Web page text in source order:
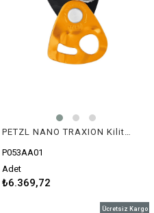
P053AA01
Adet
₺6.369,72
Ücretsiz Kargo